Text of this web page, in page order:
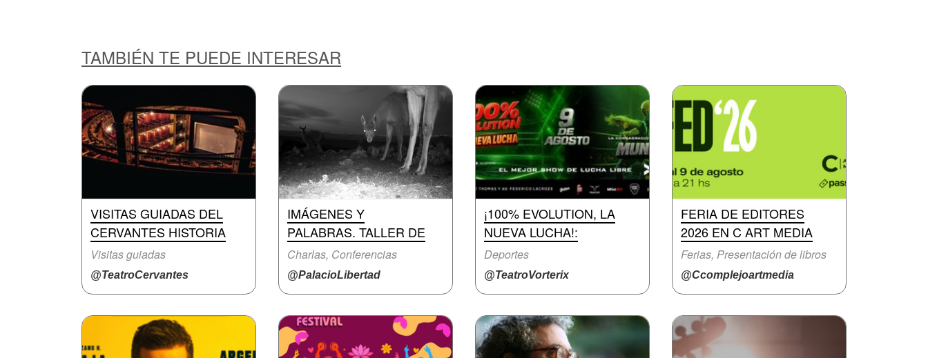
TAMBIÉN TE PUEDE INTERESAR
VISITAS GUIADAS DEL
CERVANTES HISTORIA
Visitas guiadas
@TeatroCervantes
IMÁGENES Y
PALABRAS. TALLER DE
Charlas, Conferencias
@PalacioLibertad
¡100% EVOLUTION, LA
NUEVA LUCHA!:
Deportes
@TeatroVorterix
FERIA DE EDITORES
2026 EN C ART MEDIA
Ferias, Presentación de libros
@Ccomplejoartmedia